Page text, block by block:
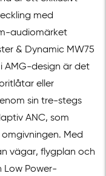
med
audiomärket
& Dynamic MW75
AMG-design är det
eller
sin tre-stegs
ANC, som
Med
vägar, flygplan och
Low Power-